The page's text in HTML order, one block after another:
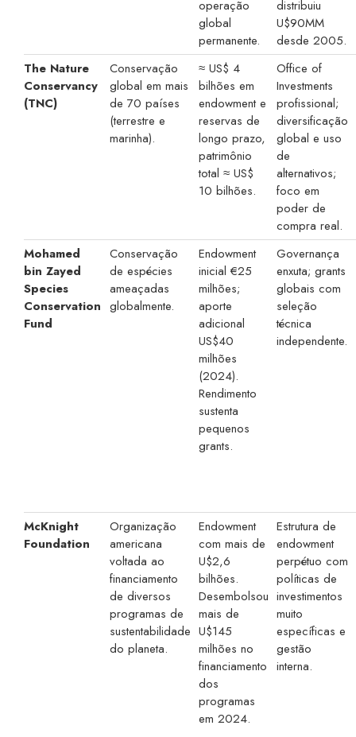
operação
global
permanente.
distribuiu
U$90MM
desde 2005.
The Nature
Conservancy
(TNC)
Conservação
global em mais
de 70 países
(terrestre e
marinha).
≈ US$ 4
bilhões em
endowment e
reservas de
longo prazo,
patrimônio
total ≈ US$
10 bilhões.
Office of
Investments
profissional;
diversificação
global e uso
de
alternativos;
foco em
poder de
compra real.
Mohamed
bin Zayed
Species
Conservation
Fund
Conservação
de espécies
ameaçadas
globalmente.
Endowment
inicial €25
milhões;
aporte
adicional
US$40
milhões
(2024).
Rendimento
sustenta
pequenos
grants.
Governança
enxuta; grants
globais com
seleção
técnica
independente.
McKnight
Foundation
Organização
americana
voltada ao
financiamento
de diversos
programas de
sustentabilidade
do planeta.
Endowment
com mais de
U$2,6
bilhões.
Desembolsou
mais de
U$145
milhões no
financiamento
dos
programas
em 2024.
Estrutura de
endowment
perpétuo com
políticas de
investimentos
muito
específicas e
gestão
interna.